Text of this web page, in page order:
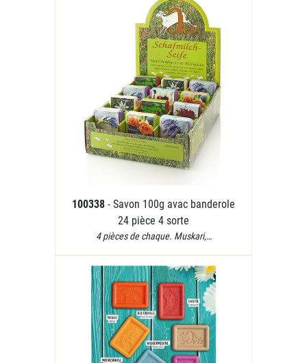
100338 - Savon 100g avac banderole
24 pièce 4 sorte
4 pièces de chaque. Muskari,…